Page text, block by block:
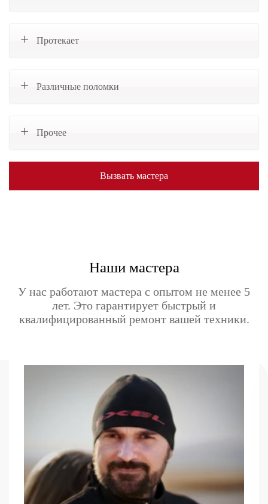
Протекает
Различные поломки
Прочее
Вызвать мастера
Наши мастера
У нас работают мастера с опытом не менее 5
лет. Это гарантирует быстрый и
квалифицированный ремонт вашей техники.